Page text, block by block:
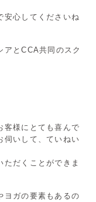
安心してくださいね
アとCCA共同のスク
客様にとても喜んで
伺いして、ていねい
だくことができま
ヨガの要素もあるの